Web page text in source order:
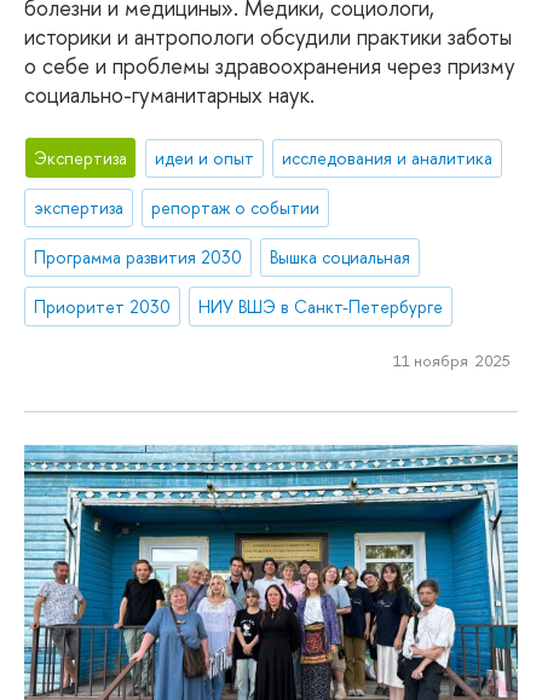
болезни и медицины». Медики, социологи,
историки и антропологи обсудили практики заботы
о себе и проблемы здравоохранения через призму
социально-гуманитарных наук.
Экспертиза идеи и опыт исследования и аналитика
экспертиза репортаж о событии
Программа развития 2030 Вышка социальная
Приоритет 2030 НИУ ВШЭ в Санкт-Петербурге
11 ноября 2025